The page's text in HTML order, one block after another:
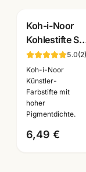
Koh-i-Noor
Kohlestifte
3-teilig ·
Reiskohle
weiss +
schwarz ·
Künstlerbedarf
5.0(2)
Koh-i-Noor
Künstler-
Farbstifte mit
hoher
Pigmentdichte.
6,49 €